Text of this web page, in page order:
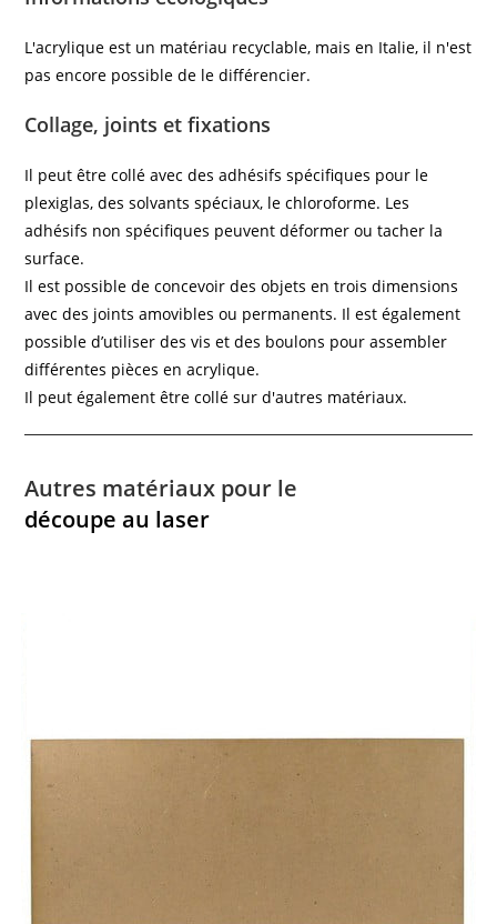
L'acrylique est un matériau recyclable, mais en Italie, il n'est
pas encore possible de le différencier.
Collage, joints et fixations
Il peut être collé avec des adhésifs spécifiques pour le
plexiglas, des solvants spéciaux, le chloroforme. Les
adhésifs non spécifiques peuvent déformer ou tacher la
surface.
Il est possible de concevoir des objets en trois dimensions
avec des joints amovibles ou permanents. Il est également
possible d’utiliser des vis et des boulons pour assembler
différentes pièces en acrylique.
Il peut également être collé sur d'autres matériaux.
Autres matériaux pour le
découpe au laser